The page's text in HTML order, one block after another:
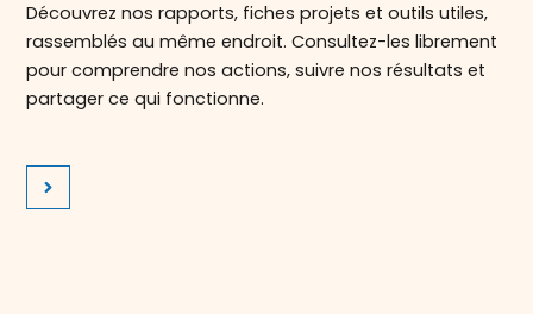
Découvrez nos rapports, fiches projets et outils utiles,
rassemblés au même endroit. Consultez-les librement
pour comprendre nos actions, suivre nos résultats et
partager ce qui fonctionne.